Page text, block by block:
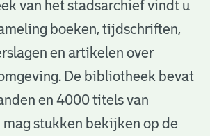
van het stadsarchief vindt u
boeken, tijdschriften,
en artikelen over
De bibliotheek bevat
en 4000 titels van
stukken bekijken op de